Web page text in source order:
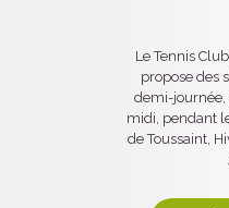
Le Tennis
propose des
demi-
midi, pendant
de Toussaint,